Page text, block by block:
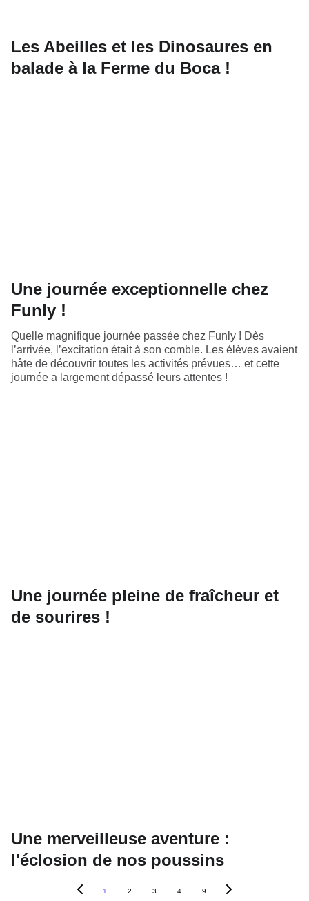
Les Abeilles et les Dinosaures en
balade à la Ferme du Boca !
Une journée exceptionnelle chez
Funly !
Quelle magnifique journée passée chez Funly ! Dès
l’arrivée, l’excitation était à son comble. Les élèves avaient
hâte de découvrir toutes les activités prévues… et cette
journée a largement dépassé leurs attentes !
Une journée pleine de fraîcheur et
de sourires !
Une merveilleuse aventure :
l'éclosion de nos poussins
1 2 3 4 9